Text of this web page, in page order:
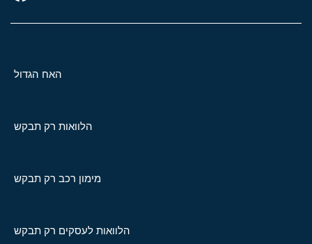
האח הגדול
הלוואות רק תבקש
מימון רכב רק תבקש
הלוואות לעסקים רק תבקש